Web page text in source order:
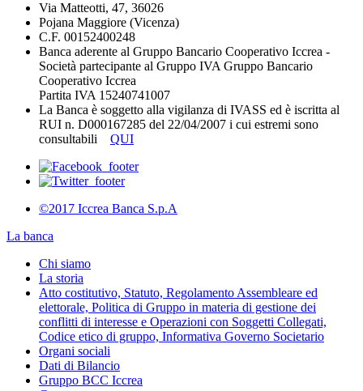
Via Matteotti, 47, 36026
Pojana Maggiore (Vicenza)
C.F. 00152400248
Banca aderente al Gruppo Bancario Cooperativo Iccrea -
Società partecipante al Gruppo IVA Gruppo Bancario
Cooperativo Iccrea
Partita IVA 15240741007
La Banca è soggetto alla vigilanza di IVASS ed è iscritta al
RUI n. D000167285 del 22/04/2007 i cui estremi sono
consultabili QUI
©2017 Iccrea Banca S.p.A
La banca
Chi siamo
La storia
Atto costitutivo, Statuto, Regolamento Assembleare ed
elettorale, Politica di Gruppo in materia di gestione dei
conflitti di interesse e Operazioni con Soggetti Collegati,
Codice etico di gruppo, Informativa Governo Societario
Organi sociali
Dati di Bilancio
Gruppo BCC Iccrea